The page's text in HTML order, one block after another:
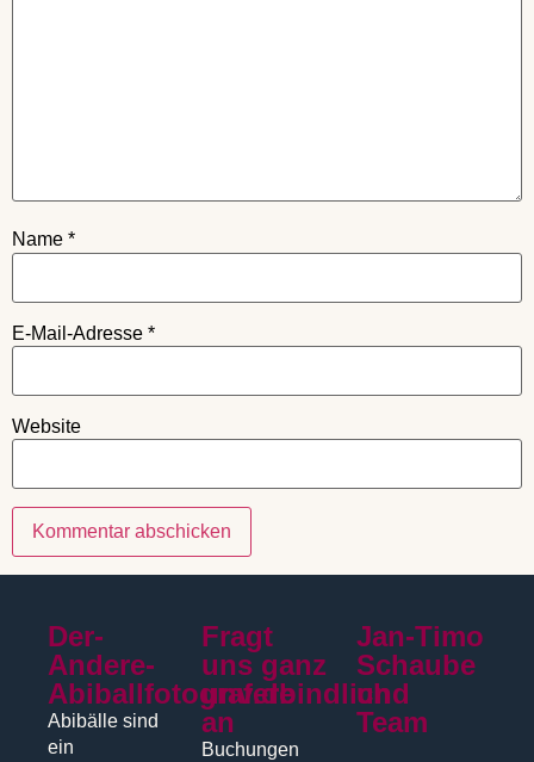
Name *
E-Mail-Adresse *
Website
Der-
Andere-
Abiballfotograf.de
Abibälle sind
ein
Fragt
uns ganz
unverbindlich
an
Buchungen
Jan-Timo
Schaube
und
Team